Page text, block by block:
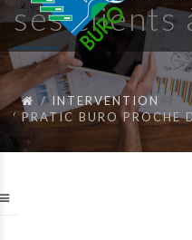
ses clients
INTERVENTION
PRATIC BURO PROCHE